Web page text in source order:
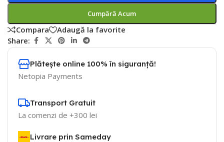
Cumpără Acum
Compara
Adaugă la favorite
Share:
Plătește online 100% în siguranță!
Netopia Payments
Transport Gratuit
La comenzi de +300 lei
Livrare prin Sameday